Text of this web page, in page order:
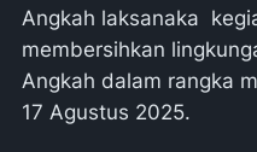
Angkah laksanaka
membersihkan
Angkah dalam rangka
17 Agustus 2025.